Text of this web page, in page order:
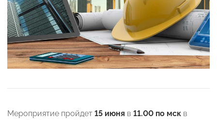
Мероприятие пройдет 15 июня в 11.00 по мск в